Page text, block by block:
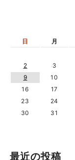
日
月
2
3
9
10
16
17
23
24
30
31
最近の投稿